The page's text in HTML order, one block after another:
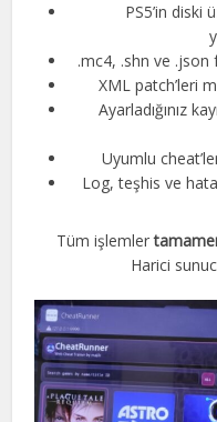
PS5’in diski
.mc4, .shn ve .json
XML patch’leri
Ayarladığınız
Uyumlu
Log, teşhis ve
Tüm işlemler
Harici